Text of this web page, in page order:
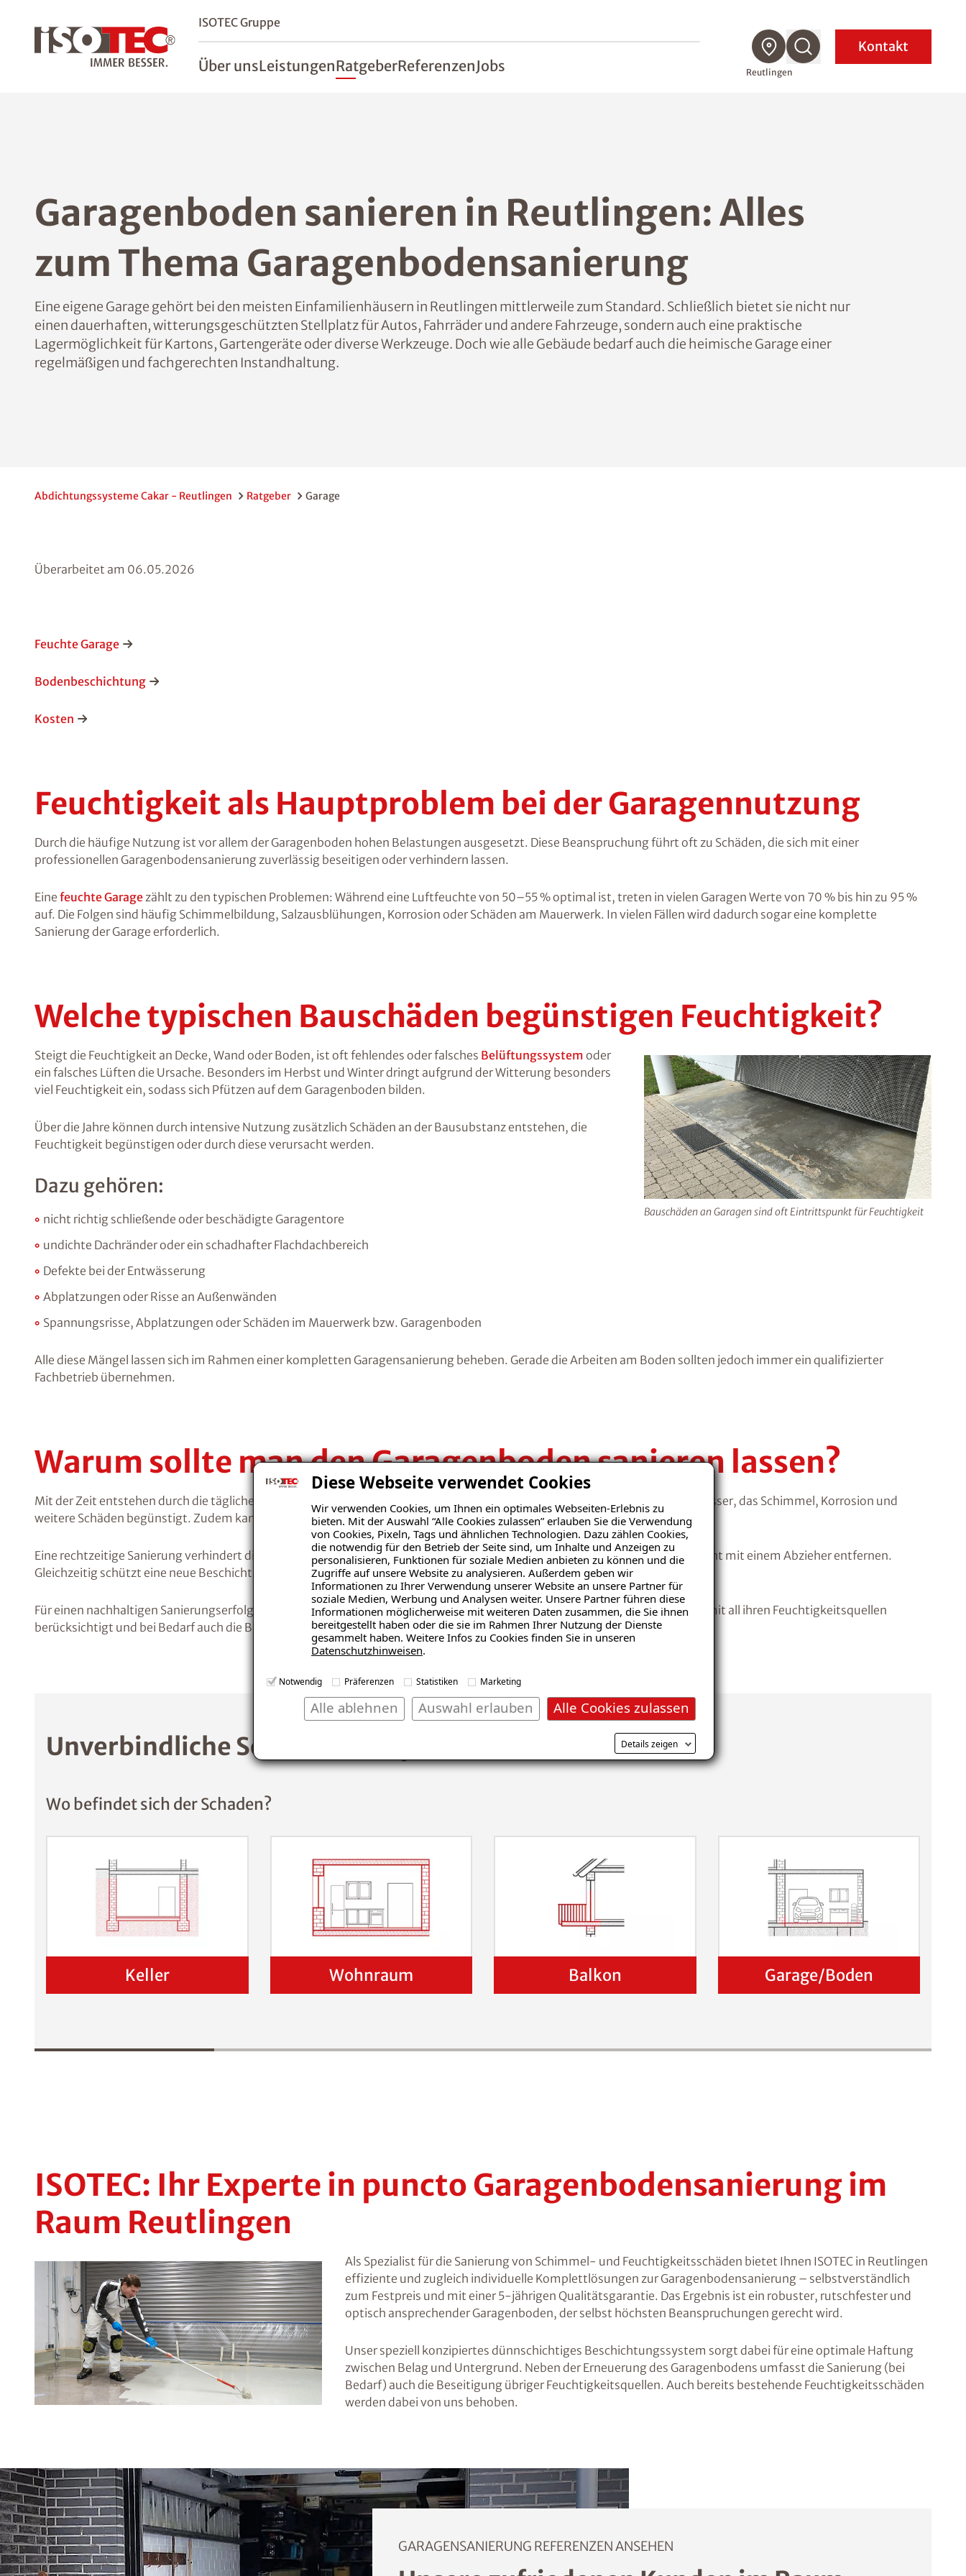
Diese Webseite verwendet Cookies
Wir verwenden Cookies, um Ihnen ein optimales Webseiten-Erlebnis zu
bieten. Mit der Auswahl “Alle Cookies zulassen” erlauben Sie die Verwendung
von Cookies, Pixeln, Tags und ähnlichen Technologien. Dazu zählen Cookies,
die notwendig für den Betrieb der Seite sind, um Inhalte und Anzeigen zu
personalisieren, Funktionen für soziale Medien anbieten zu können und die
Zugriffe auf unsere Website zu analysieren. Außerdem geben wir
Informationen zu Ihrer Verwendung unserer Website an unsere Partner für
soziale Medien, Werbung und Analysen weiter. Unsere Partner führen diese
Informationen möglicherweise mit weiteren Daten zusammen, die Sie ihnen
bereitgestellt haben oder die sie im Rahmen Ihrer Nutzung der Dienste
gesammelt haben. Weitere Infos zu Cookies finden Sie in unseren
Datenschutzhinweisen.
Notwendig Präferenzen Statistiken Marketing
Alle Cookies zulassen
Auswahl erlauben
Alle ablehnen
Details zeigen
ISOTEC Gruppe
Über unsLeistungenRatgeberReferenzenJobs Reutlingen
Kontakt
Garagenboden sanieren in Reutlingen: Alles
zum Thema Garagenbodensanierung
Eine eigene Garage gehört bei den meisten Einfamilienhäusern in Reutlingen mittlerweile zum Standard. Schließlich bietet sie nicht nur
einen dauerhaften, witterungsgeschützten Stellplatz für Autos, Fahrräder und andere Fahrzeuge, sondern auch eine praktische
Lagermöglichkeit für Kartons, Gartengeräte oder diverse Werkzeuge. Doch wie alle Gebäude bedarf auch die heimische Garage einer
regelmäßigen und fachgerechten Instandhaltung.
Abdichtungssysteme Cakar - Reutlingen Ratgeber Garage
Überarbeitet am 06.05.2026
Feuchte Garage
Bodenbeschichtung
Kosten
Feuchtigkeit als Hauptproblem bei der Garagennutzung
Durch die häufige Nutzung ist vor allem der Garagenboden hohen Belastungen ausgesetzt. Diese Beanspruchung führt oft zu Schäden, die sich mit einer
professionellen Garagenbodensanierung zuverlässig beseitigen oder verhindern lassen.
Eine feuchte Garagezählt zu den typischen Problemen: Während eine Luftfeuchte von 50–55 % optimal ist, treten in vielen Garagen Werte von 70 % bis hin zu 95 %
auf. Die Folgen sind häufig Schimmelbildung, Salzausblühungen, Korrosion oder Schäden am Mauerwerk. In vielen Fällen wird dadurch sogar eine komplette
Sanierung der Garage erforderlich.
Welche typischen Bauschäden begünstigen Feuchtigkeit?
Bauschäden an Garagen sind oft Eintrittspunkt für Feuchtigkeit
Steigt die Feuchtigkeit an Decke, Wand oder Boden, ist oft fehlendes oder falsches Belüftungssystem oder
ein falsches Lüften die Ursache. Besonders im Herbst und Winter dringt aufgrund der Witterung besonders
viel Feuchtigkeit ein, sodass sich Pfützen auf dem Garagenboden bilden.
Über die Jahre können durch intensive Nutzung zusätzlich Schäden an der Bausubstanz entstehen, die
Feuchtigkeit begünstigen oder durch diese verursacht werden.
Dazu gehören:
nicht richtig schließende oder beschädigte Garagentore
undichte Dachränder oder ein schadhafter Flachdachbereich
Defekte bei der Entwässerung
Abplatzungen oder Risse an Außenwänden
Spannungsrisse, Abplatzungen oder Schäden im Mauerwerk bzw. Garagenboden
Alle diese Mängel lassen sich im Rahmen einer kompletten Garagensanierung beheben. Gerade die Arbeiten am Boden sollten jedoch immer ein qualifizierter
Fachbetrieb übernehmen.
Warum sollte man den Garagenboden sanieren lassen?
Mit der Zeit entstehen durch die tägliche Nutzung Schäden im Bodenbelag
oder der Beschichtung. Dadurch sammelt sich Wasser, das Schimmel, Korrosion und
weitere Schäden begünstigt. Zudem kann die Feuchte in die Wände übergehen.
Eine rechtzeitige Sanierung verhindert diese Entwicklungen. Auf einem versiegelten Boden lässt sich angestautes Wasser leicht mit einem Abzieher entfernen.
Gleichzeitig schützt eine neue Beschichtung die umliegenden Wände vor Feuchte und Salzablagerungen.
Für einen nachhaltigen Sanierungserfolg sollten jedoch nicht nur Bodenarbeiten durchgeführt, sondern die gesamte Garage mit all ihren Feuchtigkeitsquellen
berücksichtigt und bei Bedarf auch die Belüftung optimiert werden.
Unverbindliche Schadensanalyse erhalten
Wo befindet sich der Schaden?
Keller Wohnraum Balkon Garage/Boden
ISOTEC: Ihr Experte in puncto Garagenbodensanierung im
Raum Reutlingen
Als Spezialist für die Sanierung von Schimmel- und Feuchtigkeitsschäden bietet Ihnen ISOTEC in Reutlingen
effiziente und zugleich individuelle Komplettlösungen zur Garagenbodensanierung – selbstverständlich
zum Festpreis und mit einer 5-jährigen Qualitätsgarantie. Das Ergebnis ist ein robuster, rutschfester und
optisch ansprechender Garagenboden, der selbst höchsten Beanspruchungen gerecht wird.
Unser speziell konzipiertes dünnschichtiges Beschichtungssystem sorgt dabei für eine optimale Haftung
zwischen Belag und Untergrund. Neben der Erneuerung des Garagenbodens umfasst die Sanierung (bei
Bedarf) auch die Beseitigung übriger Feuchtigkeitsquellen. Auch bereits bestehende Feuchtigkeitsschäden
werden dabei von uns behoben.
GARAGENSANIERUNG REFERENZEN ANSEHEN